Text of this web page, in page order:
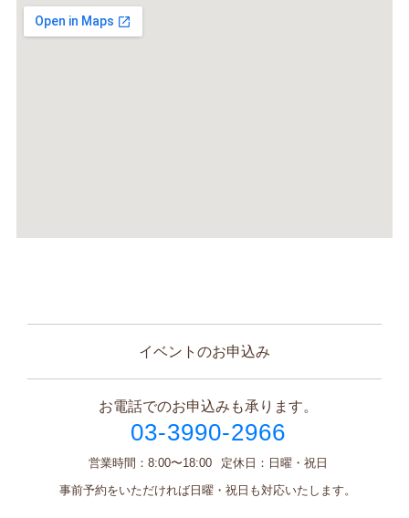
イベントのお申込み
お電話でのお申込みも承ります。
03-3990-2966
営業時間： 8:00〜18:00 定休日： 日曜・祝日
事前予約をいただければ日曜・祝日も対応いたします。